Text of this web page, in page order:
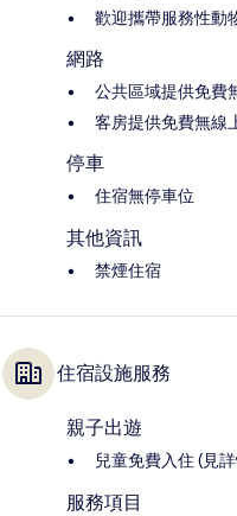
歡迎攜帶服務性動
網路
公共區域提供免費
客房提供免費無線
停車
住宿無停車位
其他資訊
禁煙住宿
住宿設施服務
親子出遊
兒童免費入住 (見
服務項目